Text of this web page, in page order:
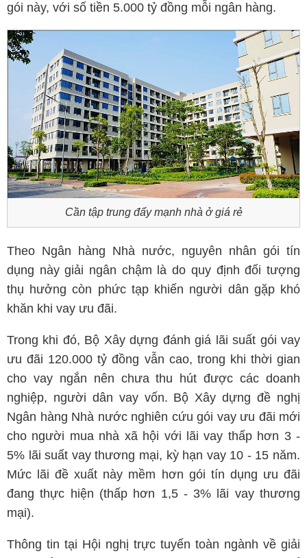
gói này, với số tiền 5.000 tỷ đồng mỗi ngân hàng.
Cần tập trung đẩy mạnh nhà ở giá rẻ
Theo Ngân hàng Nhà nước, nguyên nhân gói tín
dụng này giải ngân chậm là do quy định đối tượng
thụ hưởng còn phức tạp khiến người dân gặp khó
khăn khi vay ưu đãi.
Trong khi đó, Bộ Xây dựng đánh giá lãi suất gói vay
ưu đãi 120.000 tỷ đồng vẫn cao, trong khi thời gian
cho vay ngắn nên chưa thu hút được các doanh
nghiệp, người dân vay vốn. Bộ Xây dựng đề nghị
Ngân hàng Nhà nước nghiên cứu gói vay ưu đãi mới
cho người mua nhà xã hội với lãi vay thấp hơn 3 -
5% lãi suất vay thương mại, kỳ hạn vay 10 - 15 năm.
Mức lãi đề xuất này mềm hơn gói tín dụng ưu đãi
đang thực hiện (thấp hơn 1,5 - 3% lãi vay thương
mại).
Thông tin tại Hội nghị trực tuyến toàn ngành về giải